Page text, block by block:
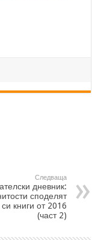
Следваща
дневник:
споделят
книги от 2016
(част 2)